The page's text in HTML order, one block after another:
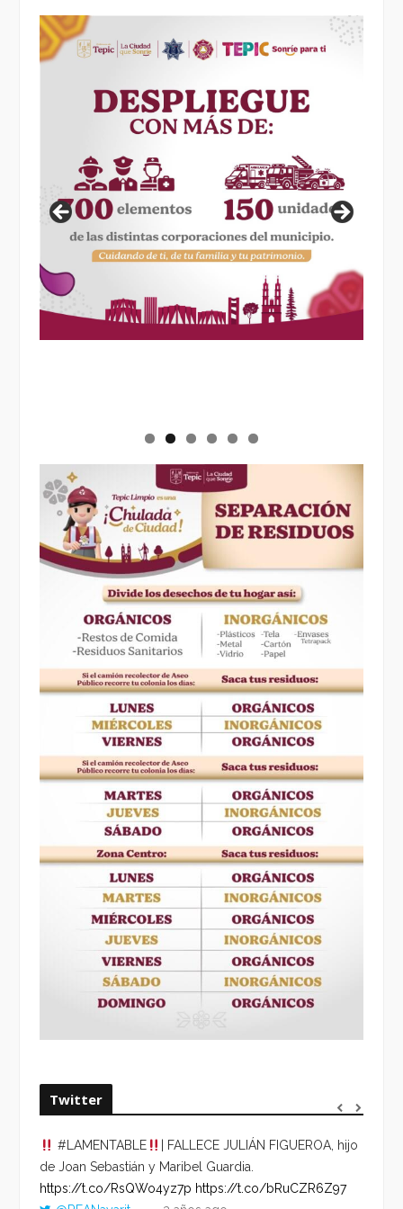
Twitter
#LAMENTABLE
| FALLECE JULIÁN FIGUEROA, hijo
de Joan Sebastián y Maribel Guardia.
https://t.co/RsQWo4yz7p https://t.co/bRuCZR6Z97